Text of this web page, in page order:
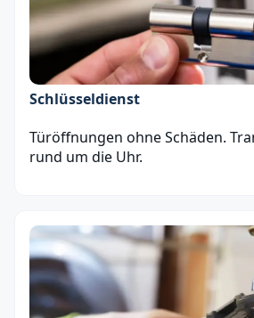
Schlüsseldienst
Türöffnungen ohne Schäden.
rund um die Uhr.